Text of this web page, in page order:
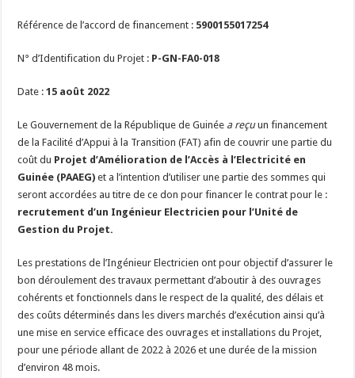
Référence de l’accord de financement : 5900155017254
N° d’Identification du Projet : P-GN-FA0-018
Date :15 août 2022
Le Gouvernement de la République de Guinée a reçuun financement
de la Facilité d’Appui à la Transition (FAT) afin de couvrir une partie du
coût du Projet d’Amélioration de l’Accès à l’Electricité en
Guinée (PAAEG)et a l’intention d’utiliser une partie des sommes qui
seront accordées au titre de ce don pour financer le contrat pour le :
recrutement d’un Ingénieur Electricien pour l’Unité de
Gestion du Projet.
Les prestations de l’Ingénieur Electricien ont pour objectif d’assurer le
bon déroulement des travaux permettant d’aboutir à des ouvrages
cohérents et fonctionnels dans le respect de la qualité, des délais et
des coûts déterminés dans les divers marchés d’exécution ainsi qu’à
une mise en service efficace des ouvrages et installations du Projet,
pour une période allant de 2022 à 2026 et une durée de la mission
d’environ 48 mois.